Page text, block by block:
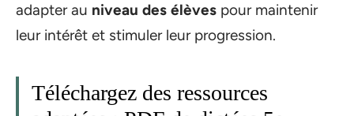
adapter au niveau des élèves pour maintenir
leur intérêt et stimuler leur progression.
Téléchargez des ressources